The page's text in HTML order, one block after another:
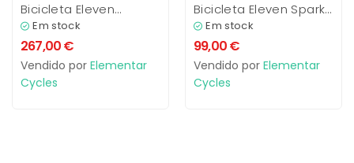
Bicicleta Eleven
Comfort 7V
Em stock
267,00€
Vendido por Elementar
Cycles
Bicicleta Eleven Sparky
12′ e 16′
Em stock
99,00€
Vendido por Elementar
Cycles